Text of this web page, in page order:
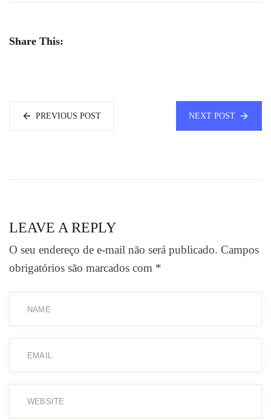
Share This:
PREVIOUS POST NEXT POST
LEAVE A REPLY
O seu endereço de e-mail não será publicado. Campos
obrigatórios são marcados com *